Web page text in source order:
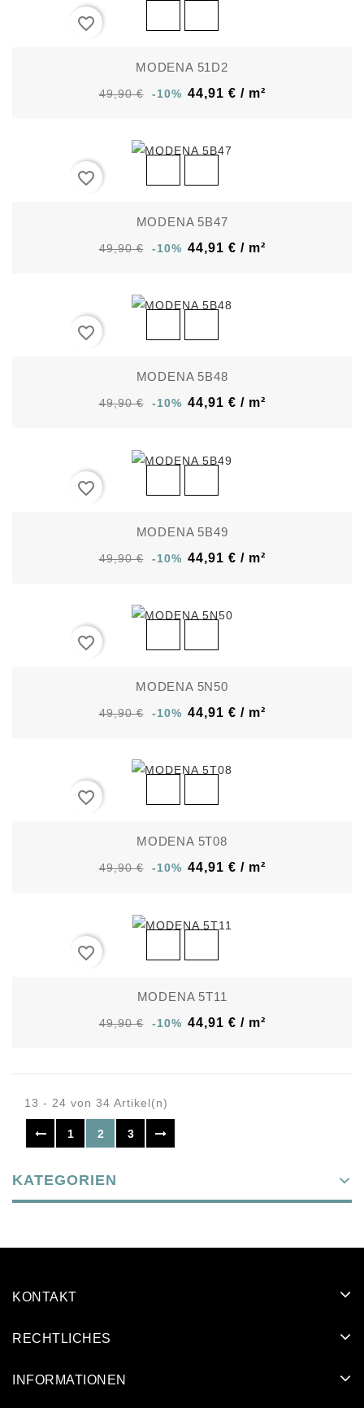
favorite_border
MODENA 51D2
49,90 € -10% 44,91 € / m²
favorite_border
MODENA 5B47
49,90 € -10% 44,91 € / m²
favorite_border
MODENA 5B48
49,90 € -10% 44,91 € / m²
favorite_border
MODENA 5B49
49,90 € -10% 44,91 € / m²
favorite_border
MODENA 5N50
49,90 € -10% 44,91 € / m²
favorite_border
MODENA 5T08
49,90 € -10% 44,91 € / m²
favorite_border
MODENA 5T11
49,90 € -10% 44,91 € / m²
13 - 24 von 34 Artikel(n)
1 2 3
KATEGORIEN
KONTAKT
RECHTLICHES
INFORMATIONEN